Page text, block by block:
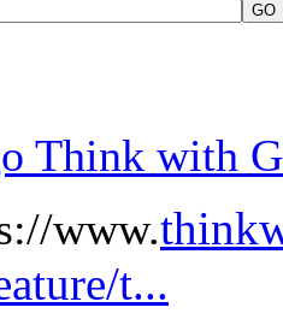
www.
t...